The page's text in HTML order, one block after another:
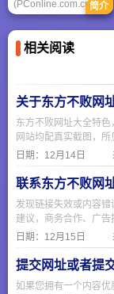
(PConline.com.cn)于
1999年正式推出,是国
内首家以专业电脑市
场联盟为基础的大型IT
资讯网站，自创建以
全面、权威、专业的IT
资讯服务。
简介
相关阅读
关于东方不败网
东方不败网址大全特
网站均配真实截图，
4. 严格人工审核机制
日期： 12月14日
联系东方不败网
发现链接失效或内容
建议，商务合作、广
日期： 12月15日
提交网址或者提
如果您拥有一个内容